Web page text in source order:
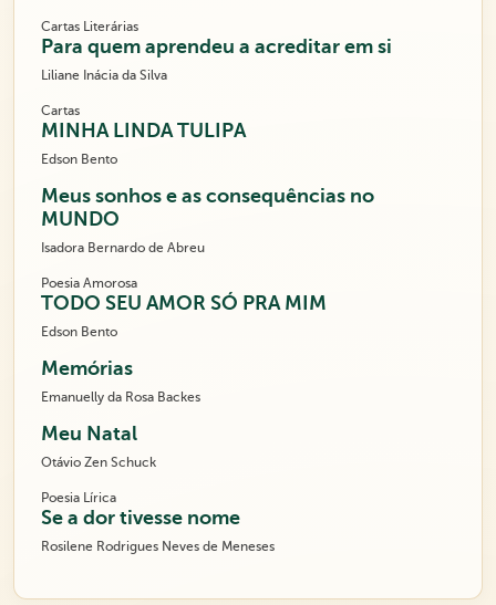
Cartas Literárias
Para quem aprendeu a acreditar em si
Liliane Inácia da Silva
Cartas
MINHA LINDA TULIPA
Edson Bento
Meus sonhos e as consequências no
MUNDO
Isadora Bernardo de Abreu
Poesia Amorosa
TODO SEU AMOR SÓ PRA MIM
Edson Bento
Memórias
Emanuelly da Rosa Backes
Meu Natal
Otávio Zen Schuck
Poesia Lírica
Se a dor tivesse nome
Rosilene Rodrigues Neves de Meneses